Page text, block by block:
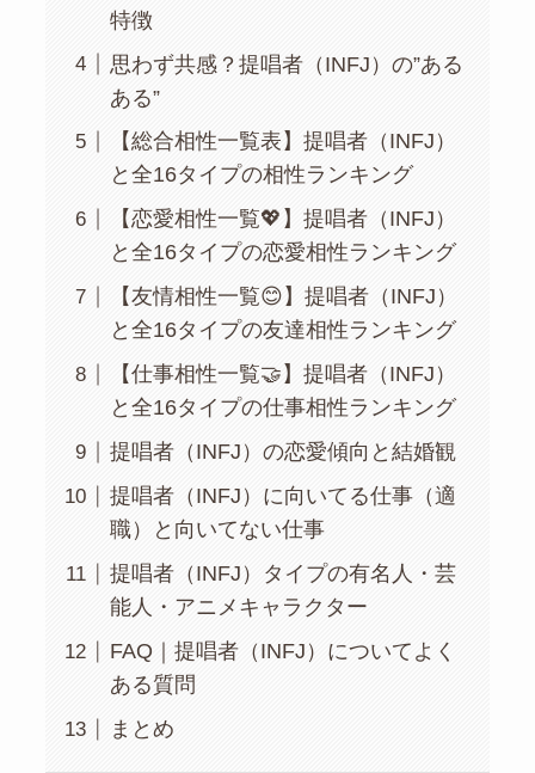
特徴
思わず共感？提唱者（INFJ）の”ある
ある”
【総合相性一覧表】提唱者（INFJ）
と全16タイプの相性ランキング
【恋愛相性一覧💖】提唱者（INFJ）
と全16タイプの恋愛相性ランキング
【友情相性一覧😊】提唱者（INFJ）
と全16タイプの友達相性ランキング
【仕事相性一覧🤝】提唱者（INFJ）
と全16タイプの仕事相性ランキング
提唱者（INFJ）の恋愛傾向と結婚観
提唱者（INFJ）に向いてる仕事（適
職）と向いてない仕事
提唱者（INFJ）タイプの有名人・芸
能人・アニメキャラクター
FAQ｜提唱者（INFJ）についてよく
ある質問
まとめ